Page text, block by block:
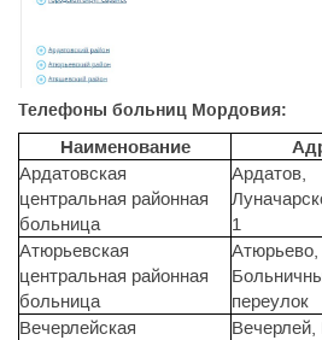
Телефоны больниц Мордовия:
Наименование
Ардатовская
центральная районная
больница
Ардатов,
1
Атюрьевская
центральная районная
больница
Атюрьево,
переулок
Вечерлейская
Вечерлей,